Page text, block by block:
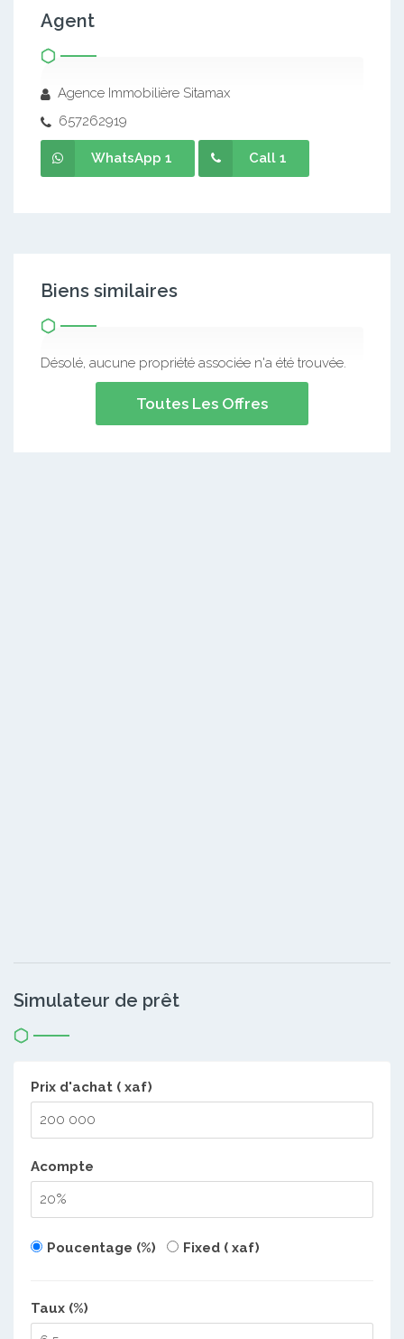
Agent
Agence Immobilière Sitamax
657262919
WhatsApp 1 Call 1
Biens similaires
Désolé, aucune propriété associée n'a été trouvée.
Toutes Les Offres
Simulateur de prêt
Prix d'achat ( xaf)
Acompte
Poucentage (%) Fixed ( xaf)
Taux (%)